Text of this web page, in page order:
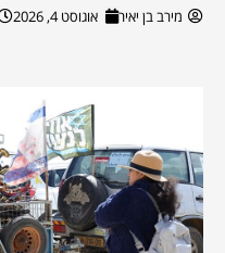
מירב בן יאיר אוגוסט 4, 2026